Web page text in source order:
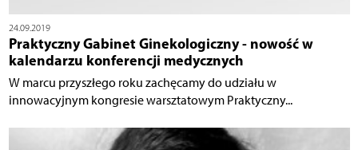
24.09.2019
Praktyczny Gabinet Ginekologiczny - nowość w
kalendarzu konferencji medycznych
W marcu przyszłego roku zachęcamy do udziału w
innowacyjnym kongresie warsztatowym Praktyczny...